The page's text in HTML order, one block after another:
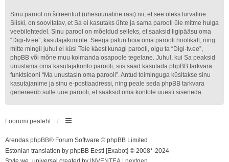
Sinu parool on šifreeritud (ühesuunaline räsi) nii, et see oleks turvaline.
Siiski, on soovitatav, et Sa ei kasutaks ühte ja sama parooli üle mitme hulga
veebilehtedel. Sinu parool on mõeldud selleks, et saaksid ligipääsu oma
“Digi-tv.ee”, kasutajakontole. Seega palun hoia oma parooli hoolikalt, ning
mitte mingil juhul ei küsi Teie käest kunagi parooli, olgu ta “Digi-tv.ee”,
phpBB või mõne muu kolmanda osapoole tegelane. Juhul, kui Sa peaksid
unustama oma kasutajakonto parooli, siis saad kasutada phpBB tarkvara
funktsiooni “Ma unustasin oma parooli”. Antud toiminguga küsitakse sinu
kasutajanime ja sinu e-postiaadressi, ning peale seda phpBB tarkvara
genereerib sulle uue parooli, et saaksid oma kontole uuesti siseneda.
Foorumi pealeht
Arendas phpBB® Forum Software © phpBB Limited
Estonian translation by phpBB Eesti [Exabot] © 2008*-2024